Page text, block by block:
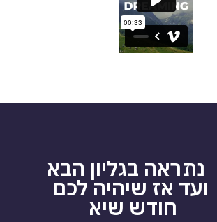
נתראה בגליון הבא
ועד אז שיהיה לכם
חודש שיא